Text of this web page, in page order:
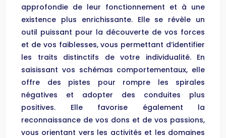
approfondie de leur fonctionnement et à une
existence plus enrichissante. Elle se révèle un
outil puissant pour la découverte de vos forces
et de vos faiblesses, vous permettant d’identifier
les traits distinctifs de votre individualité. En
saisissant vos schémas comportementaux, elle
offre des pistes pour rompre les spirales
négatives et adopter des conduites plus
positives. Elle favorise également la
reconnaissance de vos dons et de vos passions,
vous orientant vers les activités et les domaines